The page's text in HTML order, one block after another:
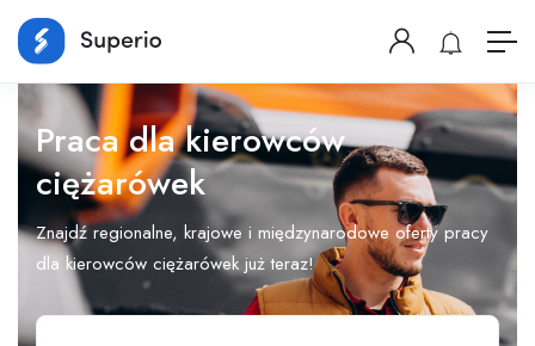
Praca dla kierowców
ciężarówek
Znajdź regionalne, krajowe i międzynarodowe oferty pracy
dla kierowców ciężarówek już teraz!